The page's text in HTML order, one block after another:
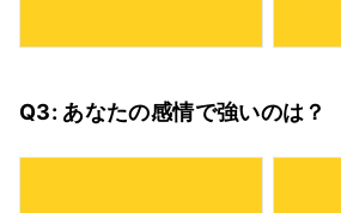
Q3: あなたの感情で強いのは？